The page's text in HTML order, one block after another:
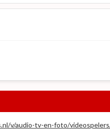
v/audio-tv-en-foto/